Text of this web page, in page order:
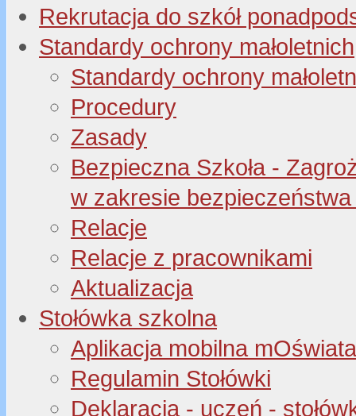
Rekrutacja do szkół
Standardy ochrony małoletnich
Standardy ochrony
Procedury
Zasady
Bezpieczna Szkoła -
w zakresie
Relacje
Relacje z pracownikami
Aktualizacja
Stołówka szkolna
Aplikacja mobilna
Regulamin Stołówki
Deklaracja - uczeń -